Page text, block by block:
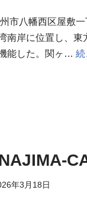
市八幡西区屋敷
南岸に位置し、
能した。関ヶ… 続
年3月18日